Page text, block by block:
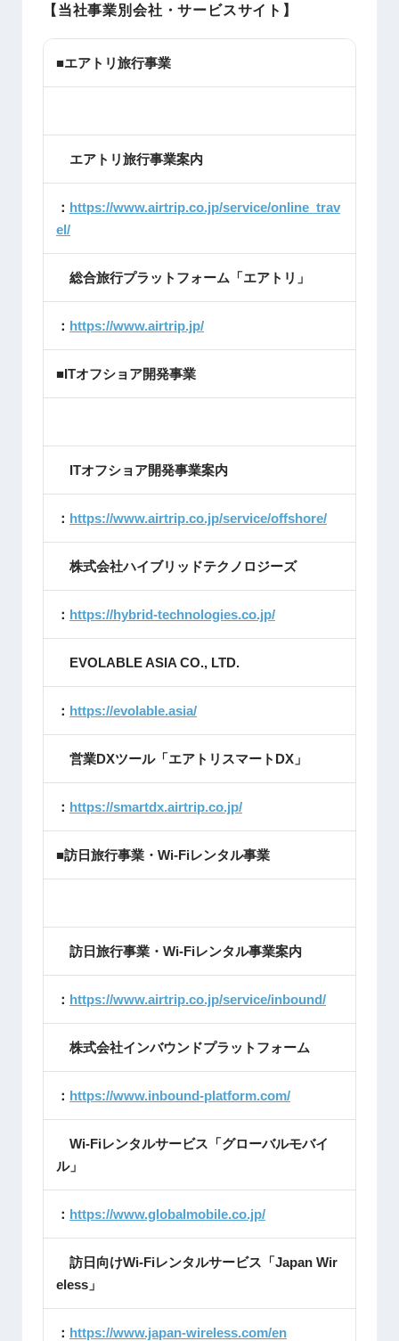
【当社事業別会社・サービスサイト】
■エアトリ旅行事業
エアトリ旅行事業案内
： https://www.airtrip.co.jp/service/online_trav
el/
総合旅行プラットフォーム「エアトリ」
： https://www.airtrip.jp/
■ITオフショア開発事業
ITオフショア開発事業案内
： https://www.airtrip.co.jp/service/offshore/
株式会社ハイブリッドテクノロジーズ
： https://hybrid-technologies.co.jp/
EVOLABLE ASIA CO., LTD.
： https://evolable.asia/
営業DXツール「エアトリスマートDX」
： https://smartdx.airtrip.co.jp/
■訪日旅行事業・Wi-Fiレンタル事業
訪日旅行事業・Wi-Fiレンタル事業案内
： https://www.airtrip.co.jp/service/inbound/
株式会社インバウンドプラットフォーム
： https://www.inbound-platform.com/
Wi-Fiレンタルサービス「グローバルモバイ
ル」
： https://www.globalmobile.co.jp/
訪日向けWi-Fiレンタルサービス「Japan Wir
eless」
： https://www.japan-wireless.com/en